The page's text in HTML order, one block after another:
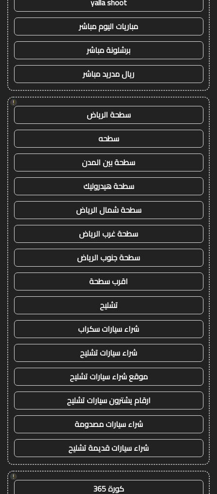
مباريات اليوم مباشر
برشلونة مباشر
ريال مدريد مباشر
!
سطحة الرياض
سطحه
سطحة بين المدن
سطحة هيدروليك
سطحة شمال الرياض
سطحة غرب الرياض
سطحة جنوب الرياض
اقرب سطحة
تشليح
شراء سيارات سكراب
شراء سيارات تشليح
موقع شراء سيارات تشليح
ارقام يشترون سيارات تشليح
شراء سيارات مصدومة
شراء سيارات قديمة تشليح
!
كورة 365